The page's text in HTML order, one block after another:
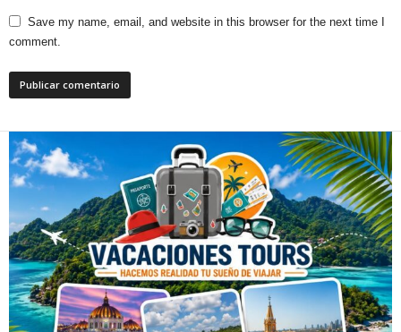
Save my name, email, and website in this browser for the next time I
comment.